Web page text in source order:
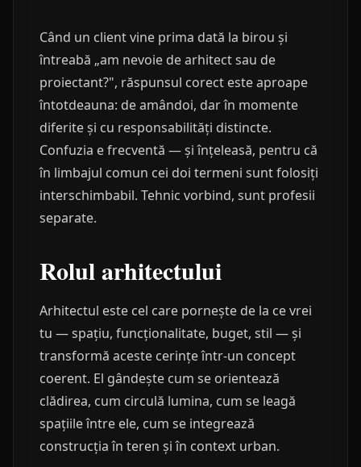
Când un client vine prima dată la birou și
întreabă „am nevoie de arhitect sau de
proiectant?", răspunsul corect este aproape
întotdeauna: de amândoi, dar în momente
diferite și cu responsabilități distincte.
Confuzia e frecventă — și înțeleasă, pentru că
în limbajul comun cei doi termeni sunt folosiți
interschimbabil. Tehnic vorbind, sunt profesii
separate.
Rolul arhitectului
Arhitectul este cel care pornește de la ce vrei
tu — spațiu, funcționalitate, buget, stil — și
transformă aceste cerințe într-un concept
coerent. El gândește cum se orientează
clădirea, cum circulă lumina, cum se leagă
spațiile între ele, cum se integrează
construcția în teren și în context urban.